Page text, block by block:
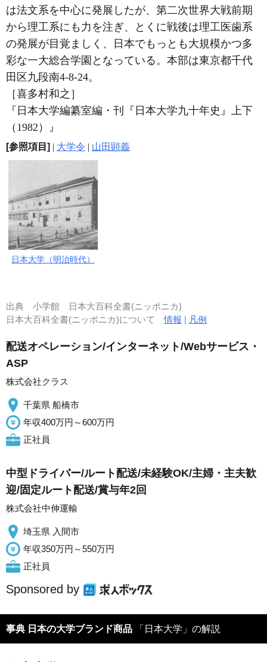
は法文系を中心に発展したが、第二次世界大戦前期
から理工系にも力を注ぎ、とくに戦後は理工医歯系
の発展が目覚ましく、日本でもっとも大規模かつ多
彩な一大総合学園となっている。本部は東京都千代
田区九段南4-8-24。
［喜多村和之］
『日本大学編纂室編・刊『日本大学九十年史』上下
（1982）』
[参照項目] | 大学令 | 山田顕義
日本大学（明治時代）
出典 小学館 日本大百科全書(ニッポニカ)
日本大百科全書(ニッポニカ)について情報 | 凡例
配送オペレーション/インターネット/Webサービス・
ASP
株式会社クラス
千葉県 船橋市
年収400万円～600万円
正社員
中型ドライバー/ルート配送/未経験OK/主婦・主夫歓
迎/固定ルート配送/賞与年2回
株式会社中伸運輸
埼玉県 入間市
年収350万円～550万円
正社員
Sponsored by
事典 日本の大学ブランド商品 「日本大学」の解説